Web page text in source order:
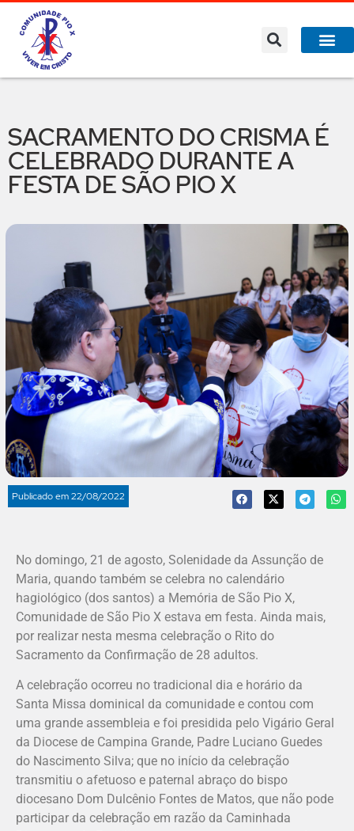
SACRAMENTO DO CRISMA É
CELEBRADO DURANTE A
FESTA DE SÃO PIO X
Publicado em22/08/2022
No domingo, 21 de agosto, Solenidade da Assunção de
Maria, quando também se celebra no calendário
hagiológico (dos santos) a Memória de São Pio X,
Comunidade de São Pio X estava em festa. Ainda mais,
por realizar nesta mesma celebração o Rito do
Sacramento da Confirmação de 28 adultos.
A celebração ocorreu no tradicional dia e horário da
Santa Missa dominical da comunidade e contou com
uma grande assembleia e foi presidida pelo Vigário Geral
da Diocese de Campina Grande, Padre Luciano Guedes
do Nascimento Silva; que no início da celebração
transmitiu o afetuoso e paternal abraço do bispo
diocesano Dom Dulcênio Fontes de Matos, que não pode
participar da celebração em razão da Caminhada